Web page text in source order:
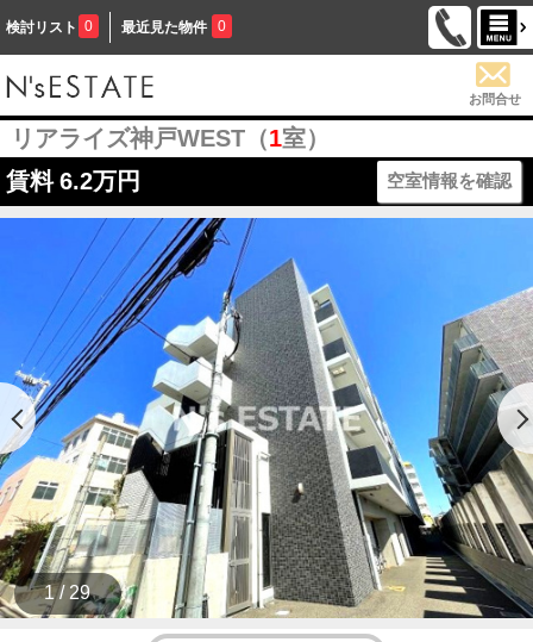
検討リスト 0 最近見た物件 0
お問合せ
リアライズ神戸WEST（1室）
賃料 6.2万円 空室情報を確認
1 / 29